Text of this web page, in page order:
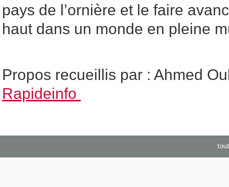
pays de l’ornière et le faire
haut dans un monde en pleine
Propos recueillis par : Ahmed
Rapideinfo